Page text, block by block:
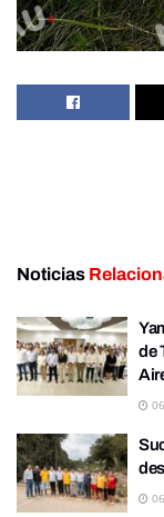
Noticias
de